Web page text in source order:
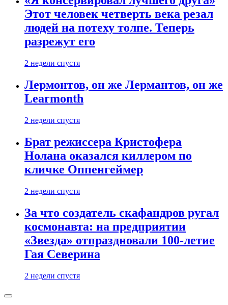
Этот человек четверть века резал
людей на потеху толпе. Теперь
разрежут его
2 недели спустя
Лермонтов, он же Лермантов, он же
Learmonth
2 недели спустя
Брат режиссера Кристофера
Нолана оказался киллером по
кличке Оппенгеймер
2 недели спустя
За что создатель скафандров ругал
космонавта: на предприятии
«Звезда» отпраздновали 100-летие
Гая Северина
2 недели спустя